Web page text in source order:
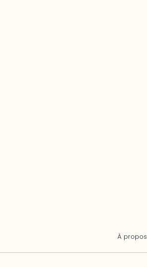
À propos